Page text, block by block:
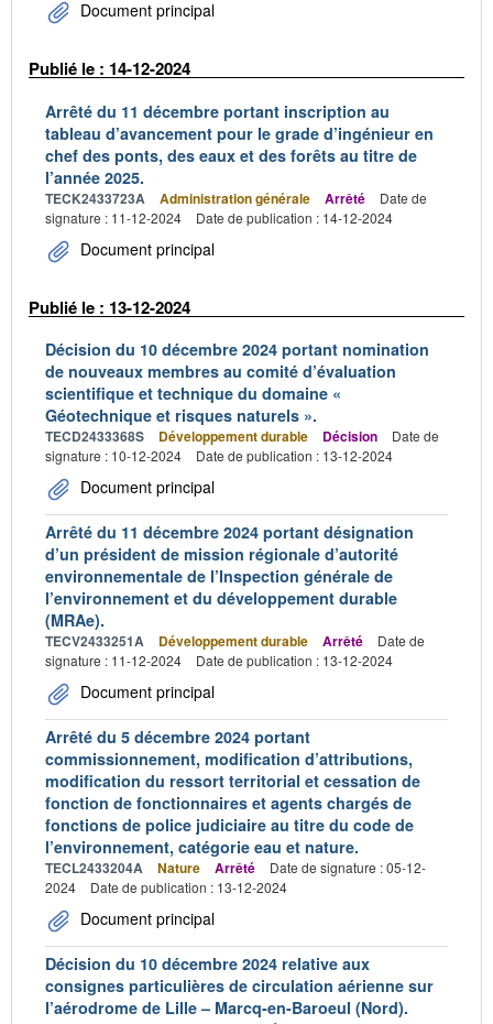
Document principal
Publié le : 14-12-2024
Arrêté du 11 décembre portant inscription au
tableau d’avancement pour le grade d’ingénieur en
chef des ponts, des eaux et des forêts au titre de
l’année 2025.
TECK2433723A Administration générale Arrêté
Date de
signature : 11-12-2024
Date de publication : 14-12-2024
Document principal
Publié le : 13-12-2024
Décision du 10 décembre 2024 portant nomination
de nouveaux membres au comité d’évaluation
scientifique et technique du domaine «
Géotechnique et risques naturels ».
TECD2433368S Développement durable Décision
Date de
signature : 10-12-2024
Date de publication : 13-12-2024
Document principal
Arrêté du 11 décembre 2024 portant désignation
d’un président de mission régionale d’autorité
environnementale de l’Inspection générale de
l’environnement et du développement durable
(MRAe).
TECV2433251A Développement durable Arrêté
Date de
signature : 11-12-2024
Date de publication : 13-12-2024
Document principal
Arrêté du 5 décembre 2024 portant
commissionnement, modification d’attributions,
modification du ressort territorial et cessation de
fonction de fonctionnaires et agents chargés de
fonctions de police judiciaire au titre du code de
l’environnement, catégorie eau et nature.
TECL2433204A Nature Arrêté
Date de signature : 05-12-
2024
Date de publication : 13-12-2024
Document principal
Décision du 10 décembre 2024 relative aux
consignes particulières de circulation aérienne sur
l’aérodrome de Lille – Marcq-en-Baroeul (Nord).